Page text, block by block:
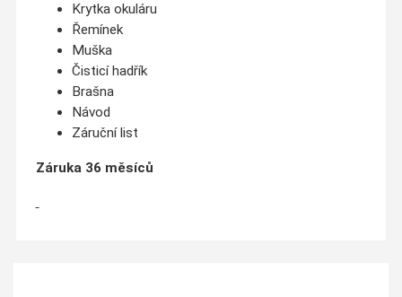
Krytka okuláru
Řemínek
Muška
Čisticí hadřík
Brašna
Návod
Záruční list
Záruka 36 měsíců